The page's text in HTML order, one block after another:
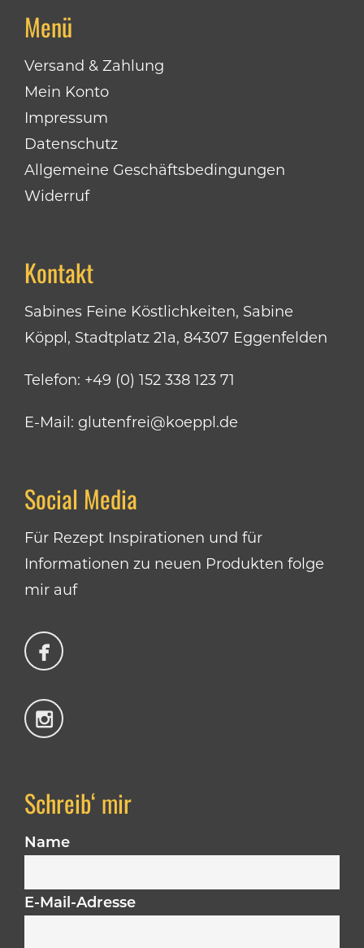
Menü
Versand & Zahlung
Mein Konto
Impressum
Datenschutz
Allgemeine Geschäftsbedingungen
Widerruf
Kontakt
Sabines Feine Köstlichkeiten, Sabine
Köppl, Stadtplatz 21a, 84307 Eggenfelden
Telefon: +49 (0) 152 338 123 71
E-Mail: glutenfrei@koeppl.de
Social Media
Für Rezept Inspirationen und für
Informationen zu neuen Produkten folge
mir auf
Schreib‘ mir
Name
E-Mail-Adresse